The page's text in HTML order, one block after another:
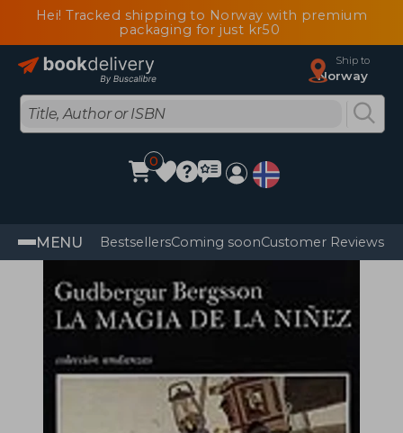
Hei! Tracked shipping to Norway with premium
packaging for just kr50
Ship to
Norway
0
MENU BestsellersComing soonCustomer Reviews